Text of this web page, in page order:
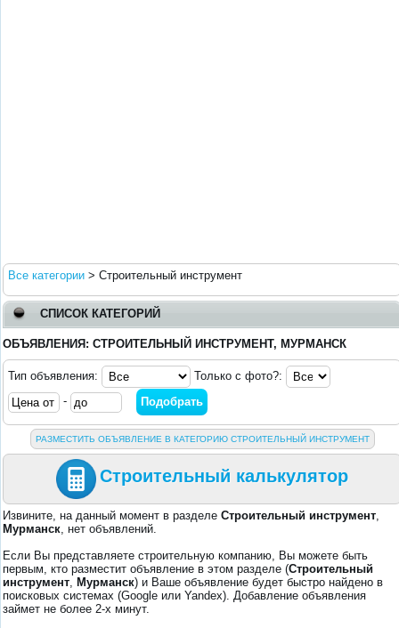
Все категории > Строительный инструмент
СПИСОК КАТЕГОРИЙ
ОБЪЯВЛЕНИЯ: СТРОИТЕЛЬНЫЙ ИНСТРУМЕНТ, МУРМАНСК
Тип объявления:
Только с фото?:
-
РАЗМЕСТИТЬ ОБЪЯВЛЕНИЕ В КАТЕГОРИЮ СТРОИТЕЛЬНЫЙ ИНСТРУМЕНТ
Строительный калькулятор
Извините, на данный момент в разделе Строительный инструмент,
Мурманск, нет объявлений.
Если Вы представляете строительную компанию, Вы можете быть
первым, кто разместит объявление в этом разделе (Строительный
инструмент, Мурманск) и Ваше объявление будет быстро найдено в
поисковых системах (Google или Yandex). Добавление объявления
займет не более 2-х минут.